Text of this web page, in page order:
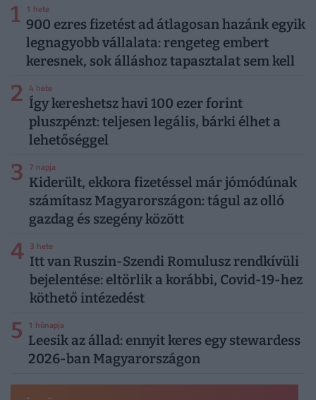
1 1 hete
900 ezres fizetést ad átlagosan hazánk egyik
legnagyobb vállalata: rengeteg embert
keresnek, sok álláshoz tapasztalat sem kell
2 4 hete
Így kereshetsz havi 100 ezer forint
pluszpénzt: teljesen legális, bárki élhet a
lehetőséggel
3 7 napja
Kiderült, ekkora fizetéssel már jómódúnak
számítasz Magyarországon: tágul az olló
gazdag és szegény között
4 3 hete
Itt van Ruszin-Szendi Romulusz rendkívüli
bejelentése: eltörlik a korábbi, Covid-19-hez
köthető intézedést
5 1 hónapja
Leesik az állad: ennyit keres egy stewardess
2026-ban Magyarországon